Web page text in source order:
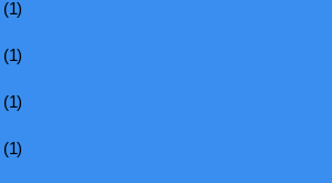
(1)
(1)
(1)
(1)